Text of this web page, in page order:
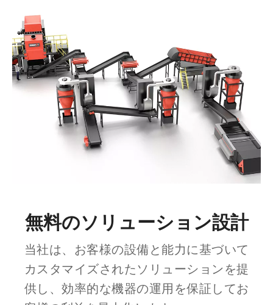
無料のソリューション設計
当社は、お客様の設備と能力に基づいて
カスタマイズされたソリューションを提
供し、効率的な機器の運用を保証してお